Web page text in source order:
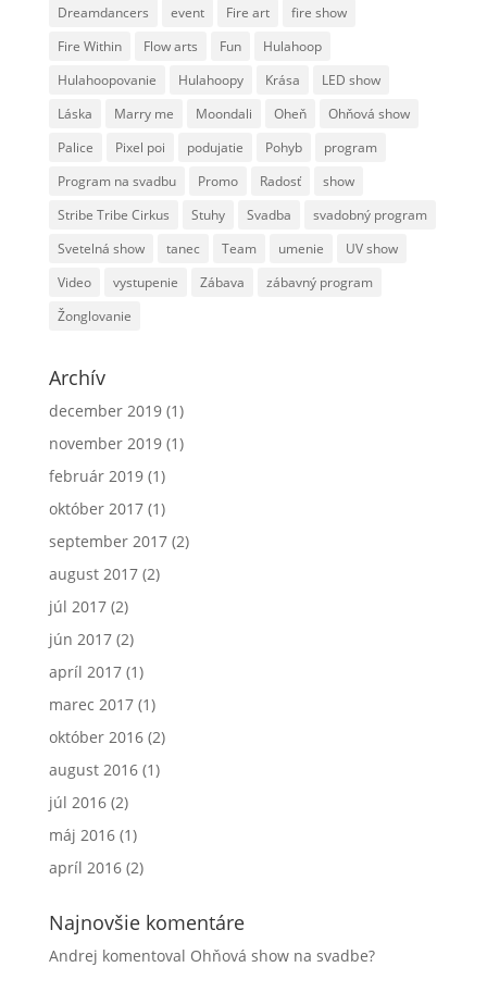
Dreamdancers
event Fire art
fire show
Fire Within
Flow arts Fun
Hulahoop
Hulahoopovanie
Hulahoopy Krása
LED show
Láska
Marry me Moondali Oheň
Ohňová show
Palice
Pixel poi podujatie Pohyb
program
Program na svadbu
Promo Radosť
show
Stribe Tribe Cirkus
Stuhy Svadba
svadobný program
Svetelná show
tanec Team umenie
UV show
Video
vystupenie Zábava
zábavný program
Žonglovanie
Archív
december 2019(1)
november 2019(1)
február 2019(1)
október 2017(1)
september 2017(2)
august 2017(2)
júl 2017(2)
jún 2017(2)
apríl 2017(1)
marec 2017(1)
október 2016(2)
august 2016(1)
júl 2016(2)
máj 2016(1)
apríl 2016(2)
Najnovšie komentáre
Andrej komentoval Ohňová show na svadbe?